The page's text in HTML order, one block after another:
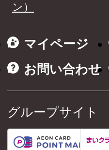
ン）
マイページ
お問い合わせ
グループサイト